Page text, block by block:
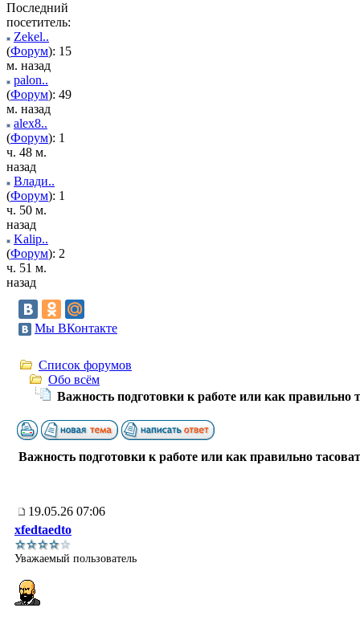
Последний
посетитель:
Zekel..
(Форум): 15
м. назад
palon..
(Форум): 49
м. назад
alex8..
(Форум): 1
ч. 48 м.
назад
Влади..
(Форум): 1
ч. 50 м.
назад
Kalip..
(Форум): 2
ч. 51 м.
назад
Мы ВКонтакте
Список форумов
Обо всём
Важность подготовки к работе или как правильно
Важность подготовки к работе или как правильно
19.05.26 07:06
xfedtaedto
Уважаемый пользователь